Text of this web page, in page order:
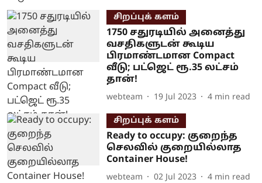
சிறப்புக் களம்
1750 சதுரடியில் அனைத்து
வசதிகளுடன் கூடிய
பிரமாண்டமான Compact
வீடு; பட்ஜெட் ரூ.35 லட்சம்
தான்!
webteam 19 Jul 2023 4 min read
சிறப்புக் களம்
Ready to occupy: குறைந்த
செலவில் குறையில்லாத
Container House!
webteam 02 Jul 2023 4 min read